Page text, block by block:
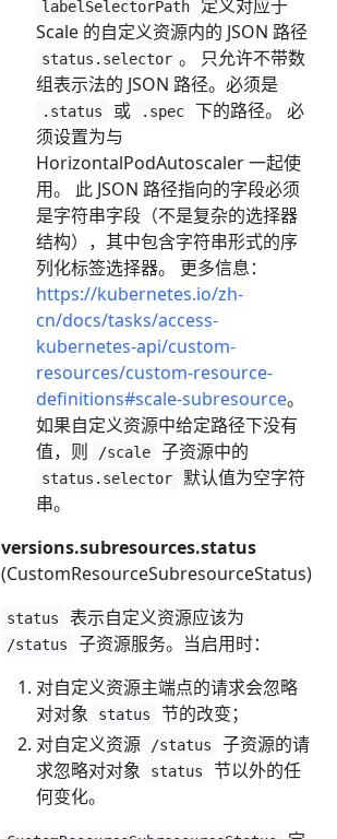
labelSelectorPath
定义对应于
Scale 的自定义资源内的 JSON 路径
status.selector 。 只允许不带数
组表示法的 JSON 路径。必须是
.status 或 .spec
下的路径。 必
须设置为与
HorizontalPodAutoscaler 一起使
用。 此 JSON 路径指向的字段必须
是字符串字段（不是复杂的选择器
结构），其中包含字符串形式的序
列化标签选择器。 更多信息：
https://kubernetes.io/zh-
cn/docs/tasks/access-
kubernetes-api/custom-
resources/custom-resource-
definitions#scale-subresource。
如果自定义资源中给定路径下没有
值，则
/scale 子资源中的
status.selector
默认值为空字符
串。
versions.subresources.status
(CustomResourceSubresourceStatus)
status 表示自定义资源应该为
/status
子资源服务。当启用时：
对自定义资源主端点的请求会忽略
对对象
status
节的改变；
对自定义资源
/status
子资源的请
求忽略对对象
status
节以外的任
何变化。